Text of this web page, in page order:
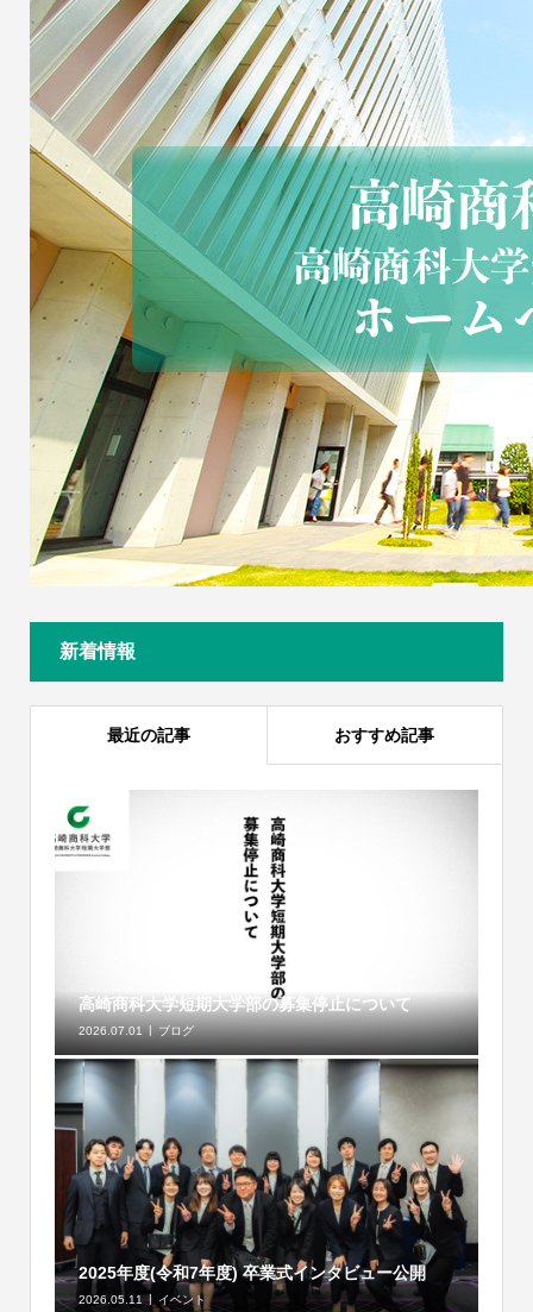
新着情報
最近の記事 おすすめ記事
高崎商科大学短期大学部の募集停止について
2026.07.01 ブログ
2025年度(令和7年度) 卒業式インタビュー公開
2026.05.11 イベント